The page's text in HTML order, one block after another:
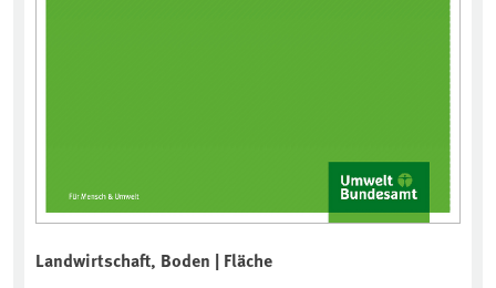
Landwirtschaft, Boden | Fläche